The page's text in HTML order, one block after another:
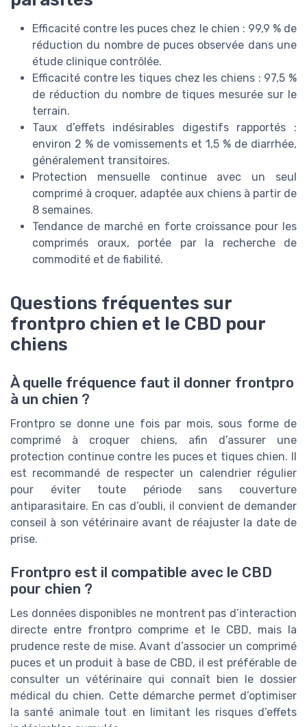
Efficacité contre les puces chez le chien : 99,9 % de
réduction du nombre de puces observée dans une
étude clinique contrôlée.
Efficacité contre les tiques chez les chiens : 97,5 %
de réduction du nombre de tiques mesurée sur le
terrain.
Taux d’effets indésirables digestifs rapportés :
environ 2 % de vomissements et 1,5 % de diarrhée,
généralement transitoires.
Protection mensuelle continue avec un seul
comprimé à croquer, adaptée aux chiens à partir de
8 semaines.
Tendance de marché en forte croissance pour les
comprimés oraux, portée par la recherche de
commodité et de fiabilité.
Questions fréquentes sur
frontpro chien et le CBD pour
chiens
À quelle fréquence faut il donner frontpro
à un chien ?
Frontpro se donne une fois par mois, sous forme de
comprimé à croquer chiens, afin d’assurer une
protection continue contre les puces et tiques chien. Il
est recommandé de respecter un calendrier régulier
pour éviter toute période sans couverture
antiparasitaire. En cas d’oubli, il convient de demander
conseil à son vétérinaire avant de réajuster la date de
prise.
Frontpro est il compatible avec le CBD
pour chien ?
Les données disponibles ne montrent pas d’interaction
directe entre frontpro comprime et le CBD, mais la
prudence reste de mise. Avant d’associer un comprimé
puces et un produit à base de CBD, il est préférable de
consulter un vétérinaire qui connaît bien le dossier
médical du chien. Cette démarche permet d’optimiser
la santé animale tout en limitant les risques d’effets